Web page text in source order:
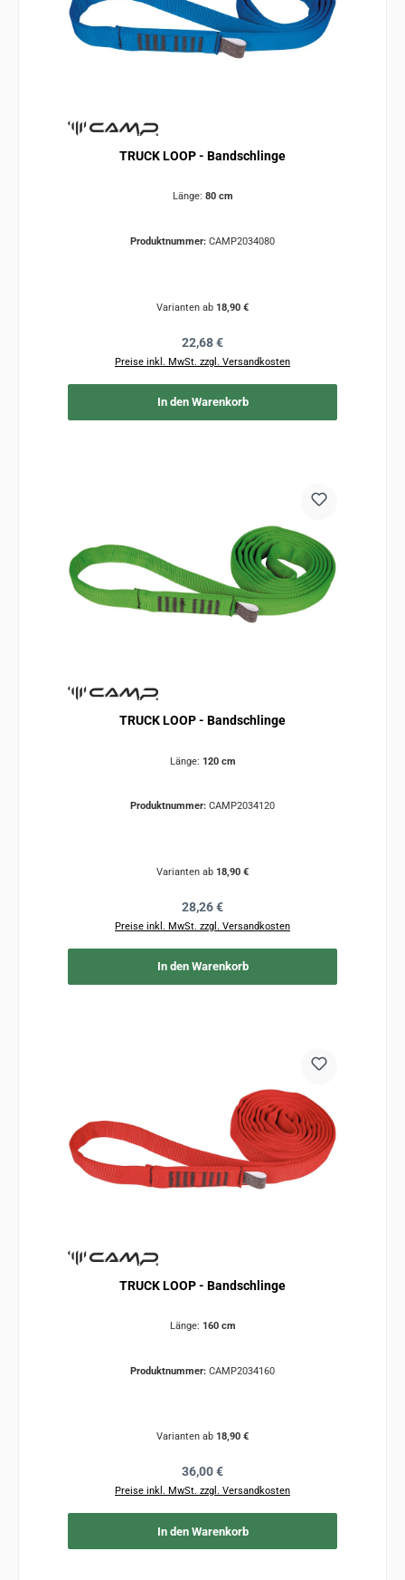
TRUCK LOOP - Bandschlinge
Länge: 80 cm
Produktnummer: CAMP2034080
Varianten ab 18,90 €
Regulärer Preis:
22,68 €
Preise inkl. MwSt. zzgl. Versandkosten
In den Warenkorb
TRUCK LOOP - Bandschlinge
Länge: 120 cm
Produktnummer: CAMP2034120
Varianten ab 18,90 €
Regulärer Preis:
28,26 €
Preise inkl. MwSt. zzgl. Versandkosten
In den Warenkorb
TRUCK LOOP - Bandschlinge
Länge: 160 cm
Produktnummer: CAMP2034160
Varianten ab 18,90 €
Regulärer Preis:
36,00 €
Preise inkl. MwSt. zzgl. Versandkosten
In den Warenkorb